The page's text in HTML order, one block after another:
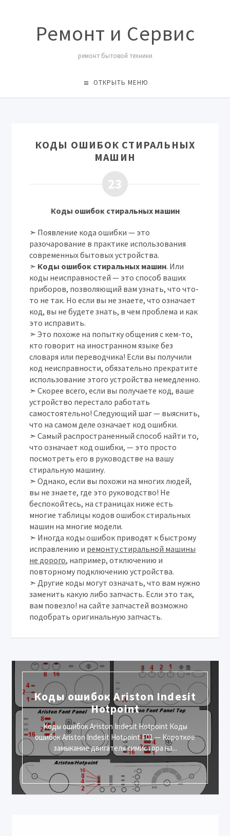
Ремонт и Сервис
ремонт бытовой техники
ОТКРЫТЬ МЕНЮ
КОДЫ ОШИБОК СТИРАЛЬНЫХ
МАШИН
23
Коды ошибок стиральных машин
➣ Появление кода ошибки — это
разочарование в практике использования
современных бытовых устройства.
➣ Коды ошибок стиральных машин. Или
коды неисправностей — это способ ваших
приборов, позволяющий вам узнать, что что-
то не так. Но если вы не знаете, что означает
код, вы не будете знать, в чем проблема и как
это исправить.
➣ Это похоже на попытку общения с кем-то,
кто говорит на иностранном языке без
словаря или переводчика! Если вы получили
код неисправности, обязательно прекратите
использование этого устройства немедленно.
➣ Скорее всего, если вы получаете код, ваше
устройство перестало работать
самостоятельно! Следующий шаг — выяснить,
что на самом деле означает код ошибки.
➣ Самый распространенный способ найти то,
что означает код ошибки, — это просто
посмотреть его в руководстве на вашу
стиральную машину.
➣ Однако, если вы похожи на многих людей,
вы не знаете, где это руководство! Не
беспокойтесь, на страницах ниже есть
многие таблицы кодов ошибок стиральных
машин на многие модели.
➣ Иногда коды ошибок приводят к быстрому
исправлению и ремонту стиральной машины
не дорого, например, отключению и
повторному подключению устройства.
➣ Другие коды могут означать, что вам нужно
заменить какую либо запчасть. Если это так,
вам повезло! на сайте запчастей возможно
подобрать оригинальную запчасть.
Коды ошибок Ariston Indesit
Hotpoint
Коды ошибок Ariston Indesit Hotpoint Коды
ошибок Ariston Indesit Hotpoint F01 — Короткое
замыкание двигателя симистора на...